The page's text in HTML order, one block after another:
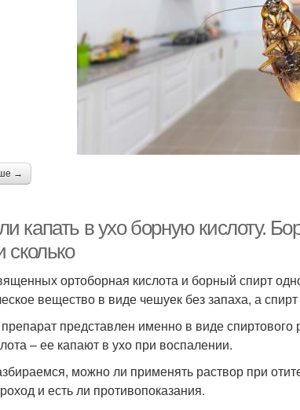
→
капать в ухо борную кислоту.
сколько
ортоборная кислота и борный спирт
вещество в виде чешуек без запаха, а
представлен именно в виде
– ее капают в ухо при воспалении.
можно ли применять раствор при
и есть ли противопоказания.